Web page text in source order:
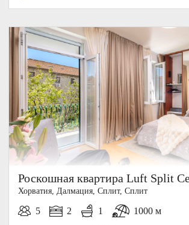
Роскошная квартира Luft Split
Хорватия, Далмация, Cплит, Сплит
5 2 1 1000 м